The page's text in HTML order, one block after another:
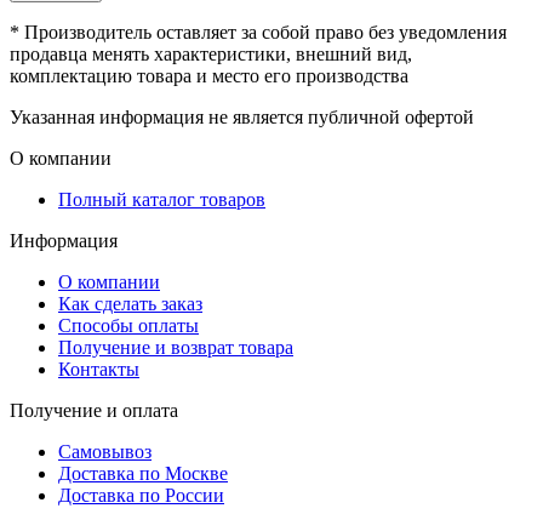
* Производитель оставляет за собой право без уведомления
продавца менять характеристики, внешний вид,
комплектацию товара и место его производства
Указанная информация не является публичной офертой
О компании
Полный каталог товаров
Информация
О компании
Как сделать заказ
Способы оплаты
Получение и возврат товара
Контакты
Получение и оплата
Самовывоз
Доставка по Москве
Доставка по России